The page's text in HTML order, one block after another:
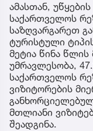
ამასთან,
საქართველოს
საზღვარგარეთ
ტურისტული
მეტია წინა წლის
უმრავლესობა,
საქართველოს
ვიზიტორების
მთლიანი
შეადგინა.